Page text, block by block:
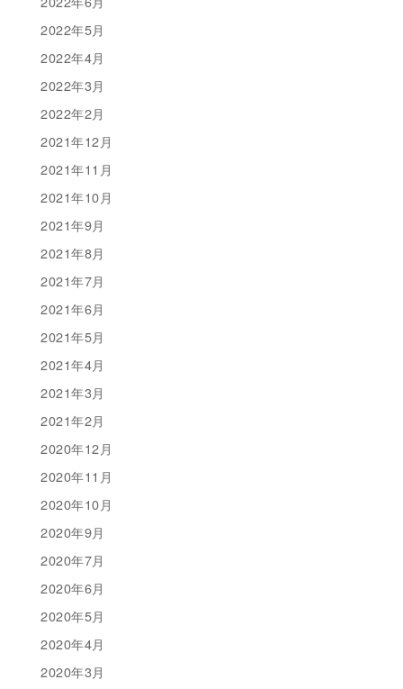
2022年5月
2022年4月
2022年3月
2022年2月
2021年12月
2021年11月
2021年10月
2021年9月
2021年8月
2021年7月
2021年6月
2021年5月
2021年4月
2021年3月
2021年2月
2020年12月
2020年11月
2020年10月
2020年9月
2020年7月
2020年6月
2020年5月
2020年4月
2020年3月